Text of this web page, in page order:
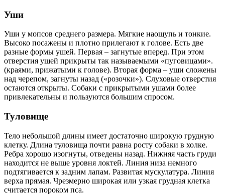
Уши
Уши у мопсов среднего размера. Мягкие наощупь и тонкие.
Высоко посажены и плотно прилегают к голове. Есть две
разные формы ушей. Первая – загнутые вперед. При этом
отверстия ушей прикрыты так называемыми «пуговицами».
(краями, прижатыми к голове). Вторая форма – уши сложены
над черепом, загнуты назад («розочки»). Слуховые отверстия
остаются открыты. Собаки с прикрытыми ушами более
привлекательны и пользуются большим спросом.
Туловище
Тело небольшой длины имеет достаточно широкую грудную
клетку. Длина туловища почти равна росту собаки в холке.
Ребра хорошо изогнуты, отведены назад. Нижняя часть груди
находится не выше уровня локтей. Линия низа немного
подтягивается к задним лапам. Развитая мускулатура. Линия
верха прямая. Чрезмерно широкая или узкая грудная клетка
считается пороком пса.